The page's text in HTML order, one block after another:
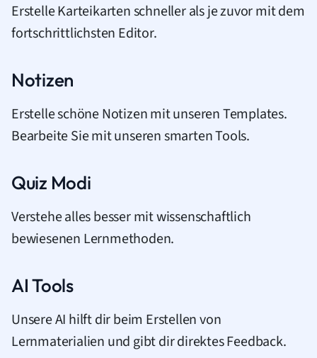
Erstelle Karteikarten schneller als je zuvor mit dem
fortschrittlichsten Editor.
Notizen
Erstelle schöne Notizen mit unseren Templates.
Bearbeite Sie mit unseren smarten Tools.
Quiz Modi
Verstehe alles besser mit wissenschaftlich
bewiesenen Lernmethoden.
AI Tools
Unsere AI hilft dir beim Erstellen von
Lernmaterialien und gibt dir direktes Feedback.